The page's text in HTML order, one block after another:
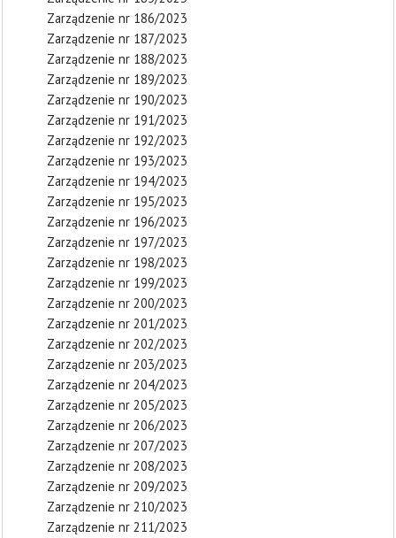
Zarządzenie nr 186/2023
Zarządzenie nr 187/2023
Zarządzenie nr 188/2023
Zarządzenie nr 189/2023
Zarządzenie nr 190/2023
Zarządzenie nr 191/2023
Zarządzenie nr 192/2023
Zarządzenie nr 193/2023
Zarządzenie nr 194/2023
Zarządzenie nr 195/2023
Zarządzenie nr 196/2023
Zarządzenie nr 197/2023
Zarządzenie nr 198/2023
Zarządzenie nr 199/2023
Zarządzenie nr 200/2023
Zarządzenie nr 201/2023
Zarządzenie nr 202/2023
Zarządzenie nr 203/2023
Zarządzenie nr 204/2023
Zarządzenie nr 205/2023
Zarządzenie nr 206/2023
Zarządzenie nr 207/2023
Zarządzenie nr 208/2023
Zarządzenie nr 209/2023
Zarządzenie nr 210/2023
Zarządzenie nr 211/2023